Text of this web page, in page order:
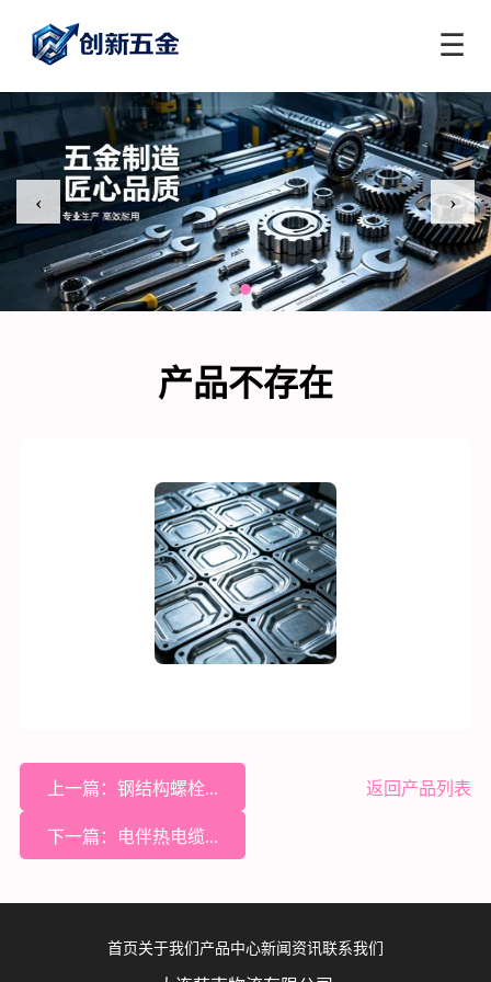
☰
‹ ›
产品不存在
上一篇：钢结构螺栓... 返回产品列表
下一篇：电伴热电缆...
首页 关于我们 产品中心新闻资讯联系我们